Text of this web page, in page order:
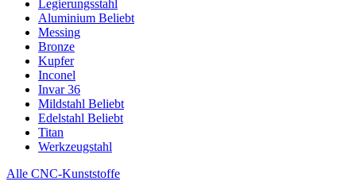
Legierungsstahl
Aluminium Beliebt
Messing
Bronze
Kupfer
Inconel
Invar 36
Mildstahl Beliebt
Edelstahl Beliebt
Titan
Werkzeugstahl
Alle CNC-Kunststoffe